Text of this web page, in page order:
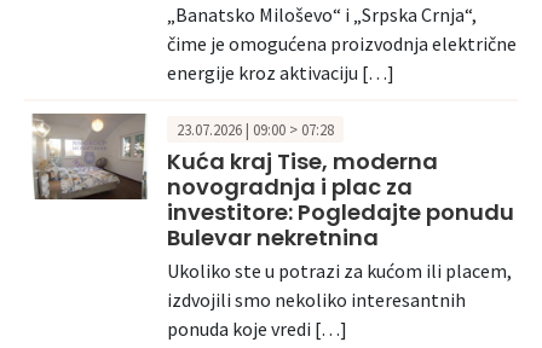
„Banatsko Miloševo“ i „Srpska Crnja“,
čime je omogućena proizvodnja električne
energije kroz aktivaciju […]
23.07.2026 | 09:00 > 07:28
Kuća kraj Tise, moderna
novogradnja i plac za
investitore: Pogledajte ponudu
Bulevar nekretnina
Ukoliko ste u potrazi za kućom ili placem,
izdvojili smo nekoliko interesantnih
ponuda koje vredi […]